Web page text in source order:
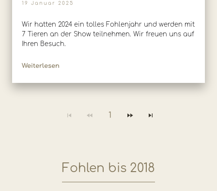
19 Januar 2025
Wir hatten 2024 ein tolles Fohlenjahr und werden mit
7 Tieren an der Show teilnehmen. Wir freuen uns auf
Ihren Besuch.
Weiterlesen
1
Fohlen bis 2018